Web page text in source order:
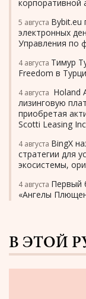
корпоративной
5 августа Bybit.eu
электронных
Управления по
4 августа Тимур
Freedom в
4 августа Holand
лизинговую
приобретая
Scotti Leasing
4 августа BingX
стратегии для
экосистемы,
4 августа Первый
«Ангелы
В ЭТОЙ